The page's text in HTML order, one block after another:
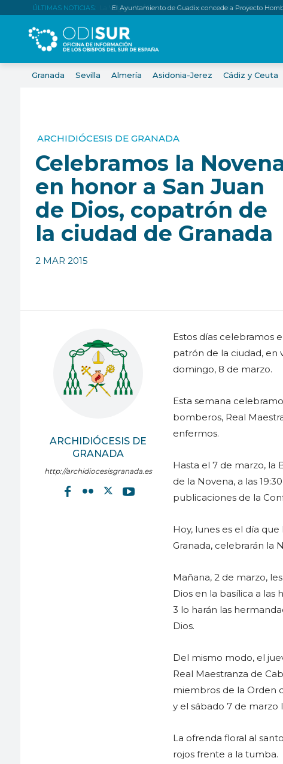
ÚLTIMAS NOTICIAS: El Ayuntamiento de Guadix concede a Proyecto
Granada Sevilla Almería Asidonia-Jerez Cádiz y Ceuta
ARCHIDIÓCESIS DE GRANADA
Celebramos la
en honor a San Juan
de Dios, copatrón de
la ciudad de Granada
2 MAR 2015
ARCHIDIÓCESIS DE
GRANADA
http://archidiocesisgranada.es
Estos días celebramos
patrón de la ciudad, en
domingo, 8 de marzo.
Esta semana
bomberos, Real
enfermos.
Hasta el 7 de marzo, la
de la Novena, a las
publicaciones de la
Hoy, lunes es el día
Granada, celebrarán la
Mañana, 2 de marzo,
Dios en la basílica a las
3 lo harán las
Dios.
Del mismo modo, el
Real Maestranza de
miembros de la Orden
y el sábado 7 de marzo
La ofrenda floral al
rojos frente a la tumba.